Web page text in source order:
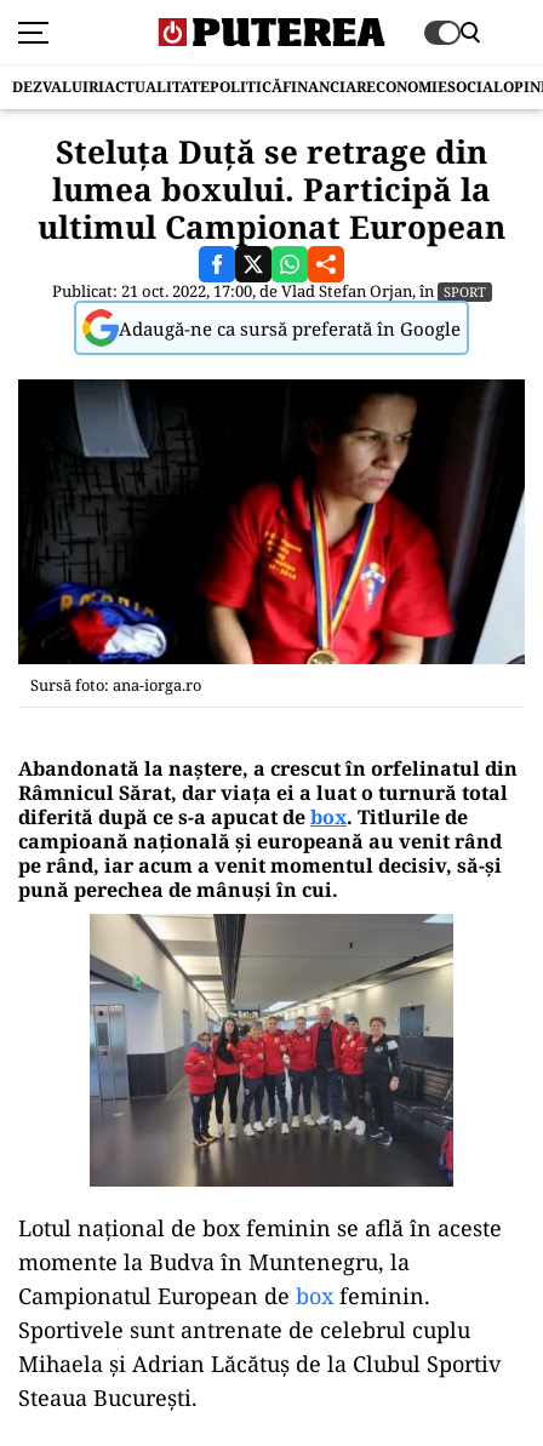
DEZVALUIRIACTUALITATEPOLITICĂFINANCIARECONOMIESOCIAL
Steluța Duță se retrage din
lumea boxului. Participă la
ultimul Campionat European
Publicat: 21 oct. 2022, 17:00, deVlad Stefan Orjan, în SPORT
Adaugă-ne ca sursă preferată în Google
Sursă foto: ana-iorga.ro
Abandonată la naștere, a crescut în orfelinatul din
Râmnicul Sărat, dar viața ei a luat o turnură total
diferită după ce s-a apucat debox. Titlurile de
campioană națională și europeană au venit rând
pe rând, iar acum a venit momentul decisiv, să-și
pună perechea de mânuși în cui.
Lotul național de box feminin se află în aceste
momente la Budva în Muntenegru, la
Campionatul European de boxfeminin.
Sportivele sunt antrenate de celebrul cuplu
Mihaela și Adrian Lăcătuș de la Clubul Sportiv
Steaua București.